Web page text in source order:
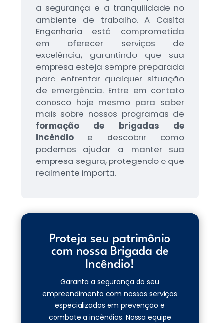
a segurança e a tranquilidade no
ambiente de trabalho. A Casita
Engenharia está comprometida
em oferecer serviços de
excelência, garantindo que sua
empresa esteja sempre preparada
para enfrentar qualquer situação
de emergência. Entre em contato
conosco hoje mesmo para saber
mais sobre nossos programas de
formação de brigadas de
incêndioe descobrir como
podemos ajudar a manter sua
empresa segura, protegendo o que
realmente importa.
Proteja seu patrimônio
com nossa Brigada de
Incêndio!
Garanta a segurança do seu
empreendimento com nossos serviços
especializados em prevenção e
combate a incêndios. Nossa equipe